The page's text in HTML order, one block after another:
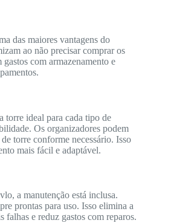
das maiores vantagens do
ao não precisar comprar os
com armazenamento e
torre ideal para cada tipo de
Os organizadores podem
torre conforme necessário. Isso
mais fácil e adaptável.
a manutenção está inclusa.
prontas para uso. Isso elimina a
falhas e reduz gastos com reparos.